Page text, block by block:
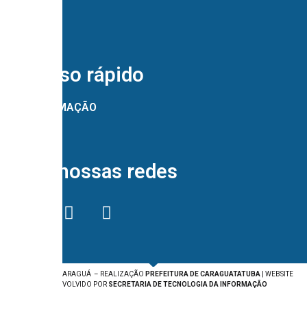
Acesso rápido
PROGRAMAÇÃO
Siga nossas redes
EMPREENDA CARAGUÁ – REALIZAÇÃO PREFEITURA DE CARAGUATATUBA| WEBSITE
DESENVOLVIDO POR SECRETARIA DE TECNOLOGIA DA INFORMAÇÃO